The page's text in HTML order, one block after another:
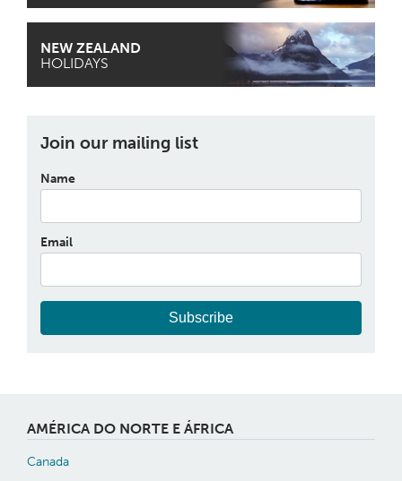
NEW ZEALAND
HOLIDAYS
Join our mailing list
Name
Email
Subscribe
AMÉRICA DO NORTE E ÁFRICA
Canada